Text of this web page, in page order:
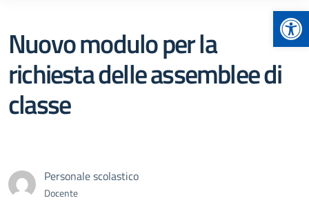
Nuovo modulo per la
richiesta delle assemblee di
classe
Personale scolastico
Docente